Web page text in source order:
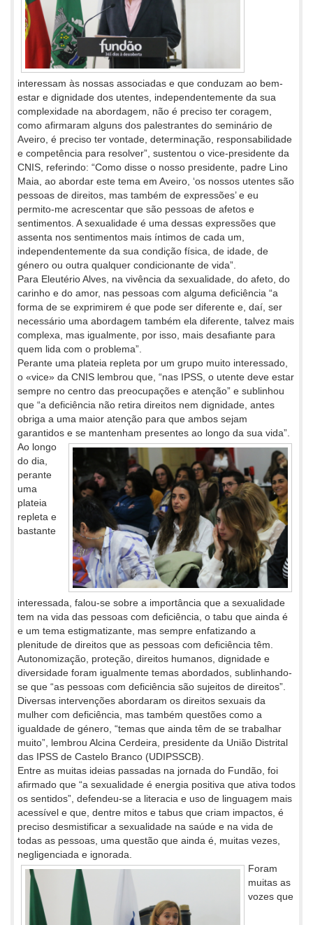
interessam às nossas associadas e que conduzam ao bem-
estar e dignidade dos utentes, independentemente da sua
complexidade na abordagem, não é preciso ter coragem,
como afirmaram alguns dos palestrantes do seminário de
Aveiro, é preciso ter vontade, determinação, responsabilidade
e competência para resolver”, sustentou o vice-presidente da
CNIS, referindo: “Como disse o nosso presidente, padre Lino
Maia, ao abordar este tema em Aveiro, ‘os nossos utentes são
pessoas de direitos, mas também de expressões’ e eu
permito-me acrescentar que são pessoas de afetos e
sentimentos. A sexualidade é uma dessas expressões que
assenta nos sentimentos mais íntimos de cada um,
independentemente da sua condição física, de idade, de
género ou outra qualquer condicionante de vida”.
Para Eleutério Alves, na vivência da sexualidade, do afeto, do
carinho e do amor, nas pessoas com alguma deficiência “a
forma de se exprimirem é que pode ser diferente e, daí, ser
necessário uma abordagem também ela diferente, talvez mais
complexa, mas igualmente, por isso, mais desafiante para
quem lida com o problema”.
Perante uma plateia repleta por um grupo muito interessado,
o «vice» da CNIS lembrou que, “nas IPSS, o utente deve estar
sempre no centro das preocupações e atenção” e sublinhou
que “a deficiência não retira direitos nem dignidade, antes
obriga a uma maior atenção para que ambos sejam
garantidos e se mantenham presentes ao longo da sua vida”.
Ao longo
do dia,
perante
uma
plateia
repleta e
bastante
interessada, falou-se sobre a importância que a sexualidade
tem na vida das pessoas com deficiência, o tabu que ainda é
e um tema estigmatizante, mas sempre enfatizando a
plenitude de direitos que as pessoas com deficiência têm.
Autonomização, proteção, direitos humanos, dignidade e
diversidade foram igualmente temas abordados, sublinhando-
se que “as pessoas com deficiência são sujeitos de direitos”.
Diversas intervenções abordaram os direitos sexuais da
mulher com deficiência, mas também questões como a
igualdade de género, “temas que ainda têm de se trabalhar
muito”, lembrou Alcina Cerdeira, presidente da União Distrital
das IPSS de Castelo Branco (UDIPSSCB).
Entre as muitas ideias passadas na jornada do Fundão, foi
afirmado que “a sexualidade é energia positiva que ativa todos
os sentidos”, defendeu-se a literacia e uso de linguagem mais
acessível e que, dentre mitos e tabus que criam impactos, é
preciso desmistificar a sexualidade na saúde e na vida de
todas as pessoas, uma questão que ainda é, muitas vezes,
negligenciada e ignorada.
Foram
muitas as
vozes que